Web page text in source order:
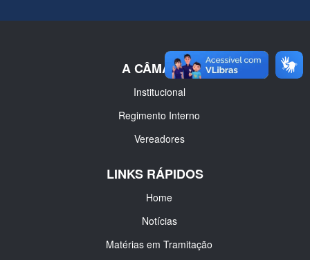
A CÂMARA
Institucional
Regimento Interno
Vereadores
LINKS RÁPIDOS
Home
Notícias
Matérias em Tramitação